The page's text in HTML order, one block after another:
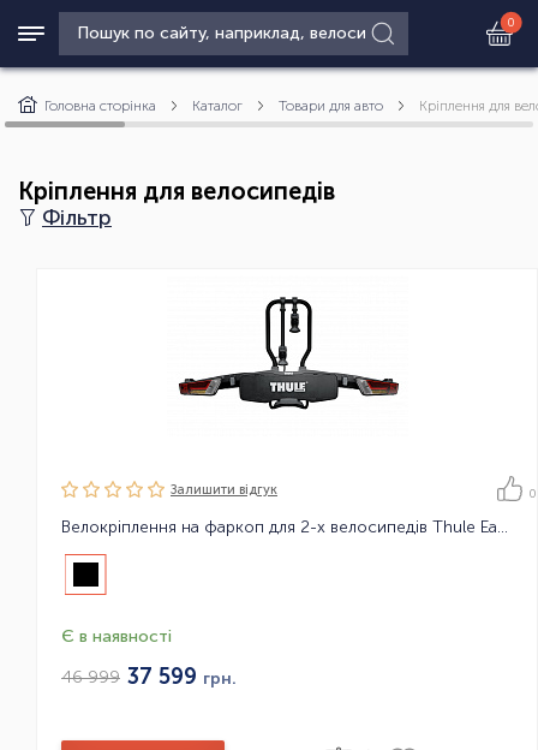
0
Головна сторінка Каталог Товари для авто Кріплення для
Кріплення для велосипедів
Фільтр
Залишити вiдгук 0
Велокріплення на фаркоп для 2-х велосипедів Thule EasyFold XT 2B Black
Є в наявності
46 999 37 599 грн.